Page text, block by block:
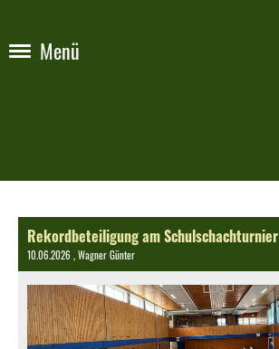
Menü
Rekordbeteiligung am Schulschachturnier
10.06.2026 , Wagner Günter